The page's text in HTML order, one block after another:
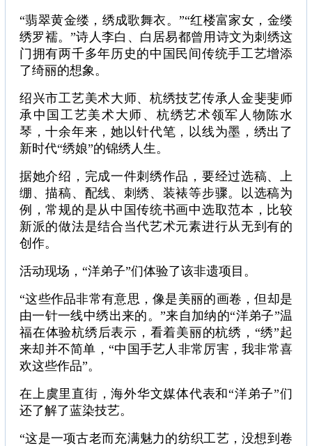
“翡翠黄金缕，绣成歌舞衣。”“红楼富家女，金缕
绣罗襦。”诗人李白、白居易都曾用诗文为刺绣这
门拥有两千多年历史的中国民间传统手工艺增添
了绮丽的想象。
绍兴市工艺美术大师、杭绣技艺传承人金斐斐师
承中国工艺美术大师、杭绣艺术领军人物陈水
琴，十余年来，她以针代笔，以线为墨，绣出了
新时代“绣娘”的锦绣人生。
据她介绍，完成一件刺绣作品，要经过选稿、上
绷、描稿、配线、刺绣、装裱等步骤。以选稿为
例，常规的是从中国传统书画中选取范本，比较
新派的做法是结合当代艺术元素进行从无到有的
创作。
活动现场，“洋弟子”们体验了该非遗项目。
“这些作品非常有意思，像是美丽的画卷，但却是
由一针一线中绣出来的。”来自加纳的“洋弟子”温
福在体验杭绣后表示，看着美丽的杭绣，“绣”起
来却并不简单，“中国手艺人非常厉害，我非常喜
欢这些作品”。
在上虞里直街，海外华文媒体代表和“洋弟子”们
还了解了蓝染技艺。
“这是一项古老而充满魅力的纺织工艺，没想到卷